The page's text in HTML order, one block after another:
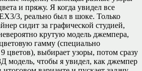
и пряжу. Я когда увидел все
3, реально был в шоке. Только
сидит за графической студией,
крутую модель джемпера,
гамму (специально
цветов), выбирает узоры, потом сразу
модель, чтобы я увидел, как джемпер